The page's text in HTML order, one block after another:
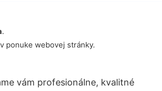
.
ponuke webovej stránky.
vám profesionálne, kvalitné